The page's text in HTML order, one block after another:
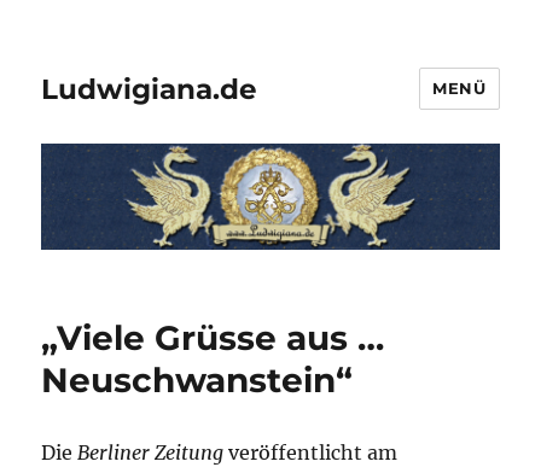
Ludwigiana.de MENÜ
„Viele Grüsse aus …
Neuschwanstein“
Die Berliner Zeitung veröffentlicht am